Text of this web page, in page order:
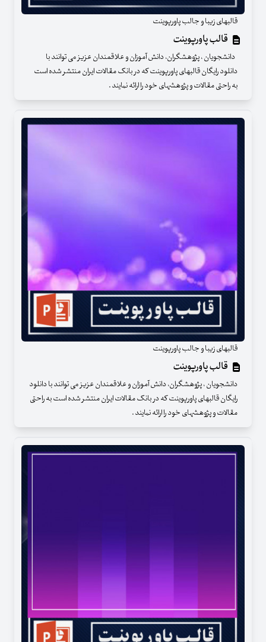
قالبهای زیبا و جالب پاورپوینت
قالب پاورپوینت
دانشجویان ، پژوهشگران، دانش آموزان و علاقمندان عزیز می توانند با
دانلود رایگان قالبهای پاورپوینت که در بانک مقالات ایران منتشر شده است
به راحتی مقالات و پژوهشهای خود را ارائه نمایند .
قالبهای زیبا و جالب پاورپوینت
قالب پاورپوینت
دانشجویان ، پژوهشگران، دانش آموزان و علاقمندان عزیز می توانند با دانلود
رایگان قالبهای پاورپوینت که در بانک مقالات ایران منتشر شده است به راحتی
مقالات و پژوهشهای خود را ارائه نمایند .